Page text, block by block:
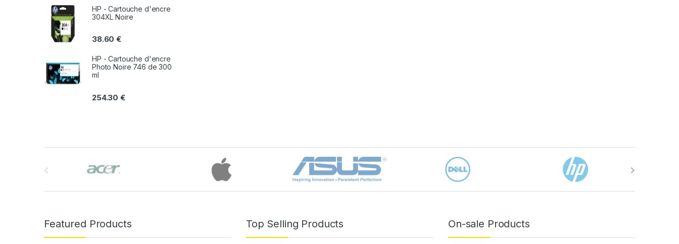
HP - Cartouche d'encre
304XL Noire
38.60€
HP - Cartouche d'encre
Photo Noire 746 de 300
ml
254.30€
Featured Products Top Selling Products On-sale Products